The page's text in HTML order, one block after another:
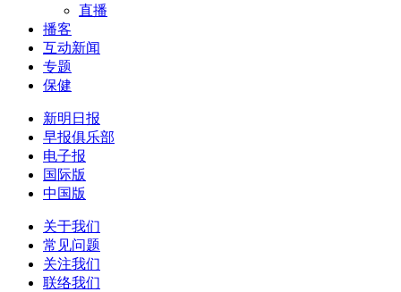
直播
播客
互动新闻
专题
保健
新明日报
早报俱乐部
电子报
国际版
中国版
关于我们
常见问题
关注我们
联络我们